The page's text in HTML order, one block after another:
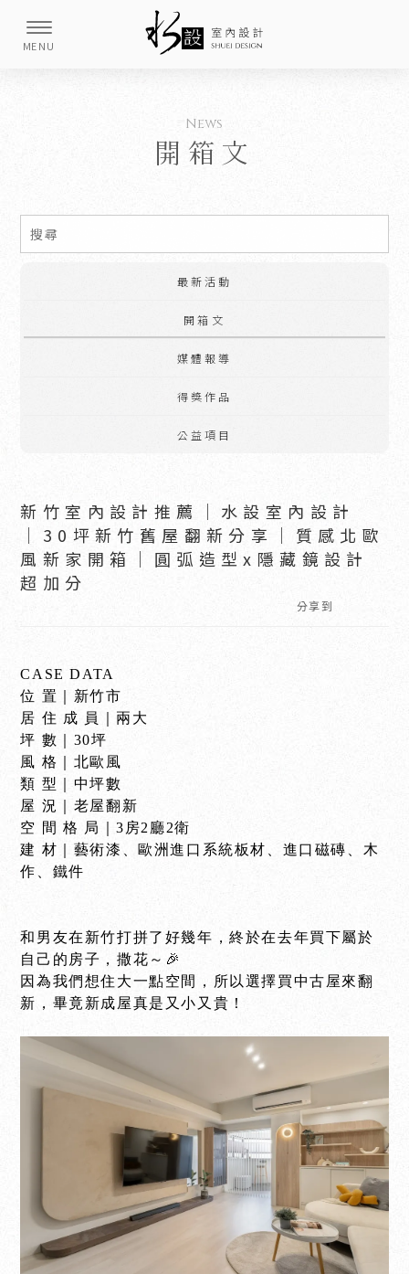
開箱文
最新活動
開箱文
媒體報導
得獎作品
公益項目
新竹室內設計推薦│水設室內設計
│30坪新竹舊屋翻新分享│質感北歐
風新家開箱│圓弧造型x隱藏鏡設計
超加分
分享到
CASE DATA
位 置｜新竹市
居 住 成 員｜兩大
坪 數｜30坪
風 格｜北歐風
類 型｜中坪數
屋 況｜老屋翻新
空 間 格 局｜3房2廳2衛
建 材｜藝術漆、歐洲進口系統板材、進口磁磚、木
作、鐵件
和男友在新竹打拼了好幾年，終於在去年買下屬於
自己的房子，撒花～🎉
因為我們想住大一點空間，所以選擇買中古屋來翻
新，畢竟新成屋真是又小又貴！